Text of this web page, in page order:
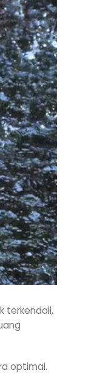
terkendali,
optimal.